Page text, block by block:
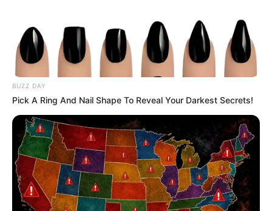
BUZZ DAY
Pick A Ring And Nail Shape To Reveal Your Darkest Secrets!